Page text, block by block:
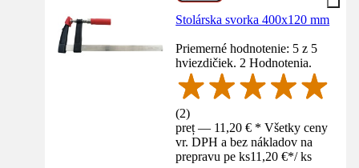
Stolárska svorka 400x120 mm
Priemerné hodnotenie: 5 z 5
hviezdičiek. 2 Hodnotenia.
(2)
preț — 11,20 € * Všetky ceny
vr. DPH a bez nákladov na
prepravu pe ks11,20 €*/ ks